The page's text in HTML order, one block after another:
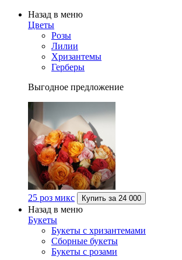
Назад в меню
Цветы
Розы
Лилии
Хризантемы
Герберы
Выгодное предложение
25 роз микс Купить за 24 000
Назад в меню
Букеты
Букеты с хризантемами
Сборные букеты
Букеты с розами